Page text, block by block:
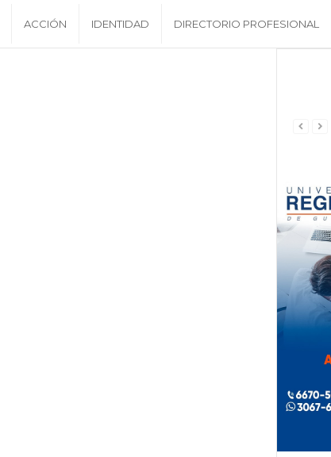
ACCIÓN IDENTIDAD DIRECTORIO PROFESIONAL